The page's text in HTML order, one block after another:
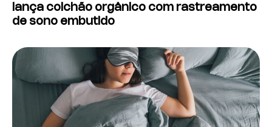
lança colchão orgânico com rastreamento
de sono embutido